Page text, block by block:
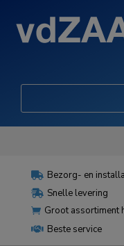
 Bezorg- en
 Snelle levering
 Groot assortiment
 Beste service